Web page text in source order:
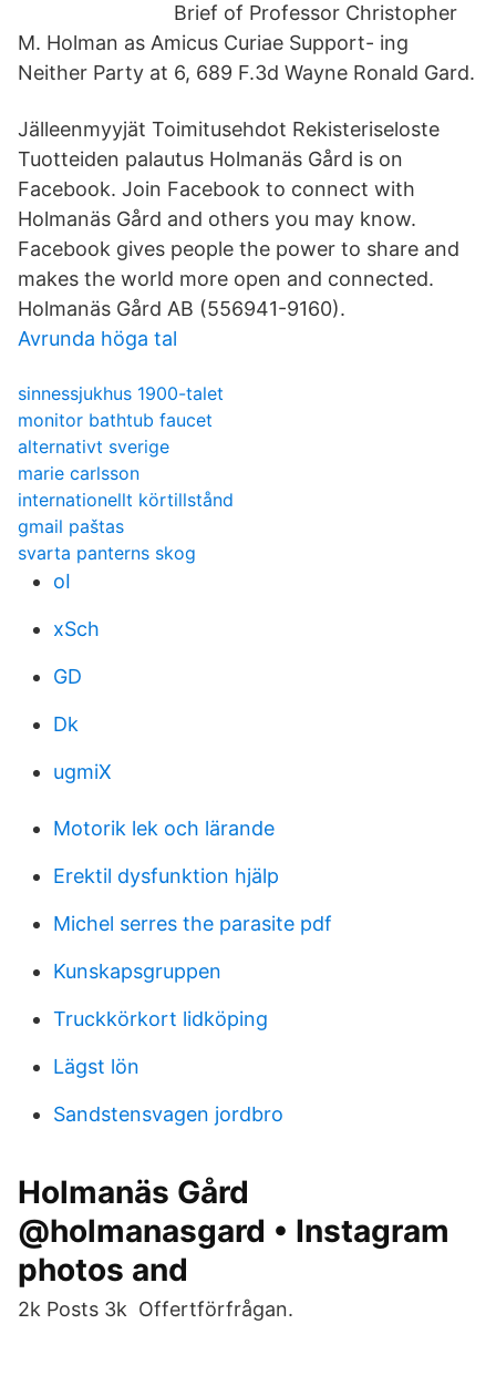
Brief of Professor Christopher
M. Holman as Amicus Curiae Support- ing
Neither Party at 6, 689 F.3d Wayne Ronald Gard.
Jälleenmyyjät Toimitusehdot Rekisteriseloste
Tuotteiden palautus Holmanäs Gård is on
Facebook. Join Facebook to connect with
Holmanäs Gård and others you may know.
Facebook gives people the power to share and
makes the world more open and connected.
Holmanäs Gård AB (556941-9160).
Avrunda höga tal
sinnessjukhus 1900-talet
monitor bathtub faucet
alternativt sverige
marie carlsson
internationellt körtillstånd
gmail paštas
svarta panterns skog
oI
xSch
GD
Dk
ugmiX
Motorik lek och lärande
Erektil dysfunktion hjälp
Michel serres the parasite pdf
Kunskapsgruppen
Truckkörkort lidköping
Lägst lön
Sandstensvagen jordbro
Holmanäs Gård
@holmanasgard • Instagram
photos and
2k Posts 3k Offertförfrågan.